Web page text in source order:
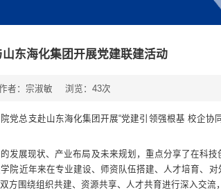
东海化集团开展党建联建活动
者：宗淑敏 浏览：43次
总支赴山东海化集团开展“党建引领强根基 校企协
发展现状、产业布局及未来规划，重点分享了在科
院近年来在专业建设、师资队伍搭建、人才培育、
围绕组织共建、资源共享、人才共育进行深入交流